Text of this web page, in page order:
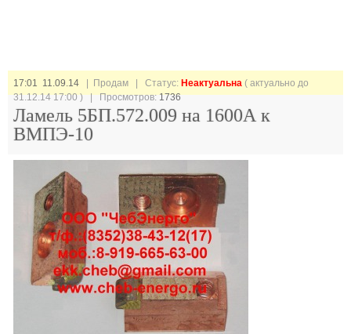
17:01 11.09.14 | Продам | Статус: Неактуальна ( актуально до
31.12.14 17:00 ) | Просмотров:1736
Ламель 5БП.572.009 на 1600А к
ВМПЭ-10